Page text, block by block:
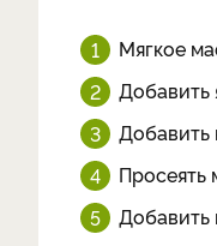
Мягкое
Добавить
Добавить
Просеять
Добавить